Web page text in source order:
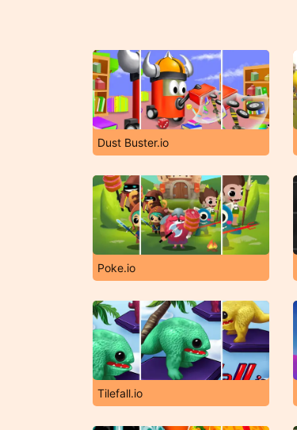
Dust Buster.io
Poke.io
Tilefall.io